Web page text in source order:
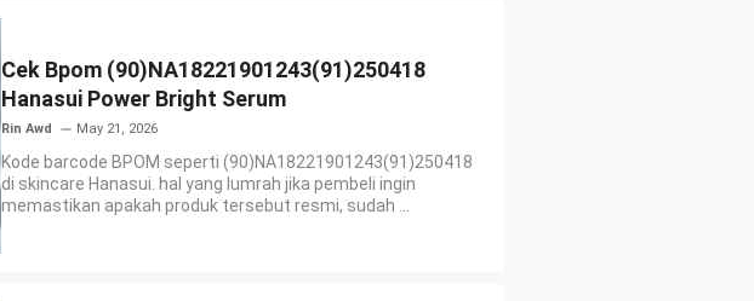
Cek Bpom (90)NA18221901243(91)250418
Hanasui Power Bright Serum
Rin Awd May 21, 2026
Kode barcode BPOM seperti (90)NA18221901243(91)250418
di skincare Hanasui. hal yang lumrah jika pembeli ingin
memastikan apakah produk tersebut resmi, sudah ...